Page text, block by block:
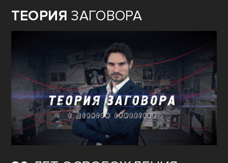
ТЕОРИЯ ЗАГОВОРА